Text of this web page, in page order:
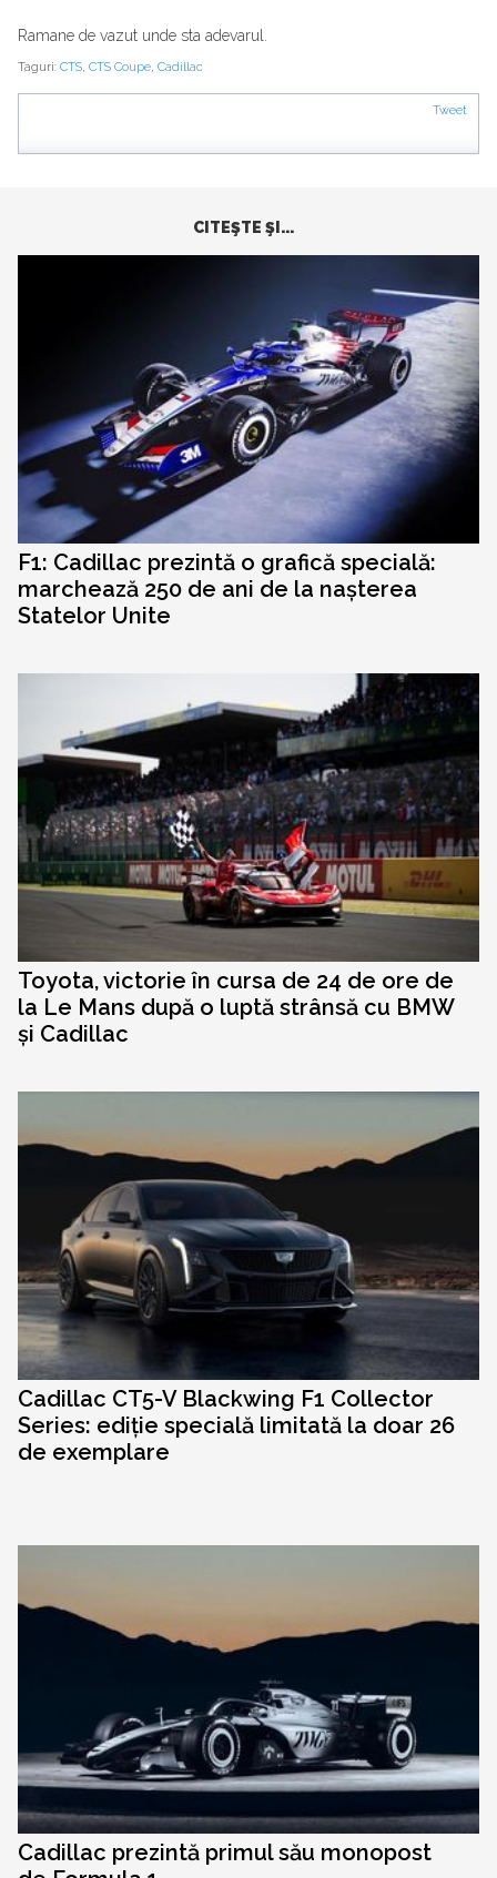
Ramane de vazut unde sta adevarul.
Taguri: CTS, CTS Coupe, Cadillac
Tweet
CITEŞTE ŞI...
F1: Cadillac prezintă o grafică specială:
marchează 250 de ani de la nașterea
Statelor Unite
Toyota, victorie în cursa de 24 de ore de
la Le Mans după o luptă strânsă cu BMW
și Cadillac
Cadillac CT5-V Blackwing F1 Collector
Series: ediție specială limitată la doar 26
de exemplare
Cadillac prezintă primul său monopost